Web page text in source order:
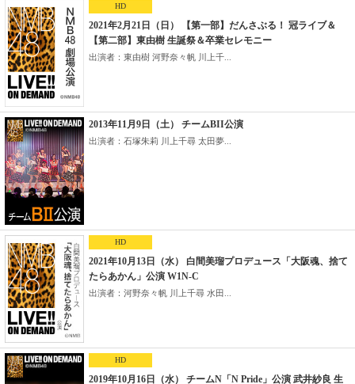
HD
2021年2月21日（日） 【第一部】だんさぶる！ 冠ライブ＆
【第二部】東由樹 生誕祭＆卒業セレモニー
出演者：東由樹 河野奈々帆 川上千...
2013年11月9日（土） チームBII公演
出演者：石塚朱莉 川上千尋 太田夢...
HD
2021年10月13日（水） 白間美瑠プロデュース「大阪魂、捨て
たらあかん」公演 W1N-C
出演者：河野奈々帆 川上千尋 水田...
HD
2019年10月16日（水） チームN「N Pride」公演 武井紗良 生